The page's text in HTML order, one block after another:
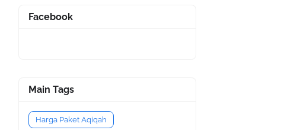
Facebook
Main Tags
Harga Paket Aqiqah